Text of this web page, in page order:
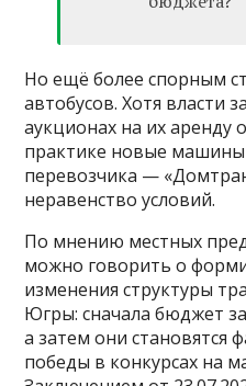
Но ещё более спорным
автобусов. Хотя власти
аукционах на их аренду
практике новые машины
перевозчика —
неравенство условий.
По мнению местных
можно говорить о
изменения структуры
Югры: сначала бюджет
а затем они становятся
победы в конкурсах на